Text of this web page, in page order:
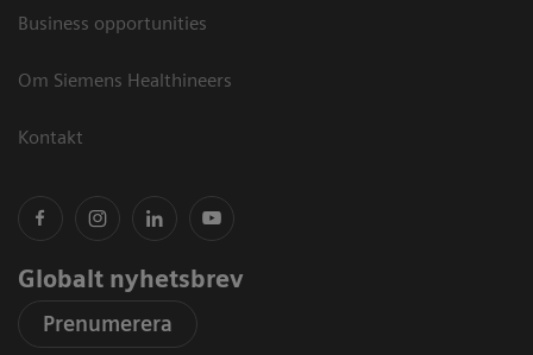
Business opportunities
Om Siemens Healthineers
Kontakt
Globalt nyhetsbrev
Prenumerera